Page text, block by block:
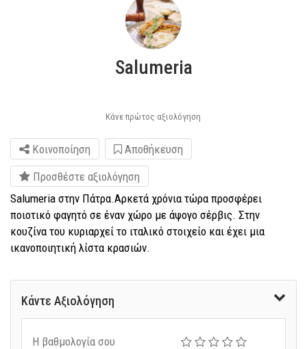
Salumeria
Κάνε πρώτος αξιολόγηση
Κοινοποίηση
Αποθήκευση
Προσθέστε αξιολόγηση
Salumeria στην Πάτρα.Αρκετά χρόνια τώρα προσφέρει
ποιοτικό φαγητό σε έναν χώρο με άψογο σέρβις. Στην
κουζίνα του κυριαρχεί το ιταλικό στοιχείο και έχει μια
ικανοποιητική λίστα κρασιών.
Κάντε Αξιολόγηση
Η βαθμολογία σου